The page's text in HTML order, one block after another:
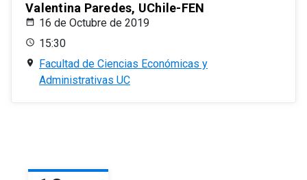
Valentina Paredes, UChile-FEN
16 de Octubre de 2019
15:30
Facultad de Ciencias Económicas y
Administrativas UC